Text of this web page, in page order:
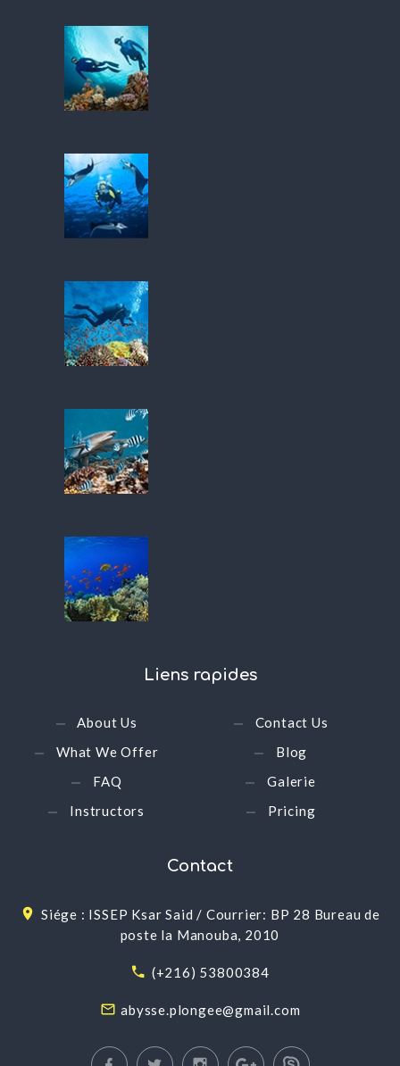
Liens rapides
About Us
What We Offer
FAQ
Instructors
Contact Us
Blog
Galerie
Pricing
Contact
Siége : ISSEP Ksar Said / Courrier: BP 28 Bureau de
poste la Manouba, 2010
(+216) 53800384
abysse.plongee@gmail.com